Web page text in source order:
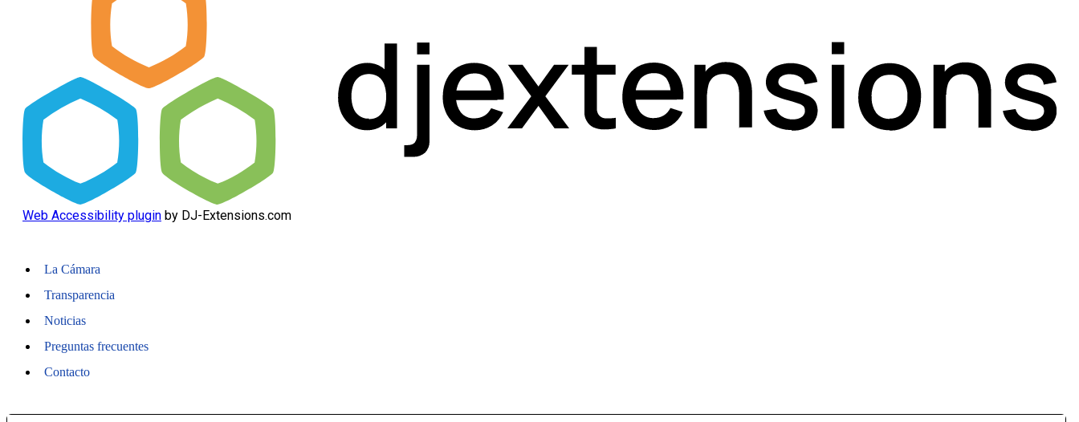
Web Accessibility plugin by DJ-Extensions.com
La Cámara
Transparencia
Noticias
Preguntas frecuentes
Contacto